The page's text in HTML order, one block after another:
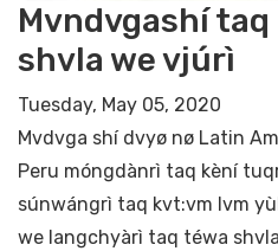
Mvndvgashí
shvla we vjúrì
Tuesday, May 05, 2020
Mvdvga shí dvyø nø Latin
Peru móngdànrì taq kèní
súnwángrì taq kvt:vm lvm
we langchyàrì taq téwa